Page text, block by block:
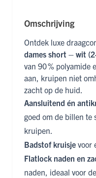
Omschrijving
Ontdek luxe
dames short – wit
van 90 % polyamide
aan, kruipen niet
zacht op de huid.
Aansluitend én
goed om de billen te
kruipen.
Badstof kruisje voor
Flatlock naden en
naden, ideaal voor